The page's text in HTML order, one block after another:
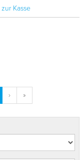
zur Kasse
› »